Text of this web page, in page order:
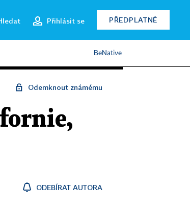
Přihlásit se PŘEDPLATNÉ
BeNative
Odemknout známému
ODEBÍRAT AUTORA